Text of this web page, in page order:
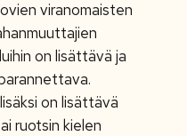
viranomaisten
on lisättävä ja
on lisättävä
ruotsin kielen